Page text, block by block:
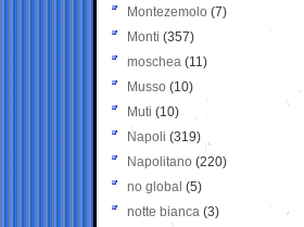
Montezemolo (7)
Monti (357)
moschea (11)
Musso (10)
Muti (10)
Napoli (319)
Napolitano (220)
no global (5)
notte bianca (3)